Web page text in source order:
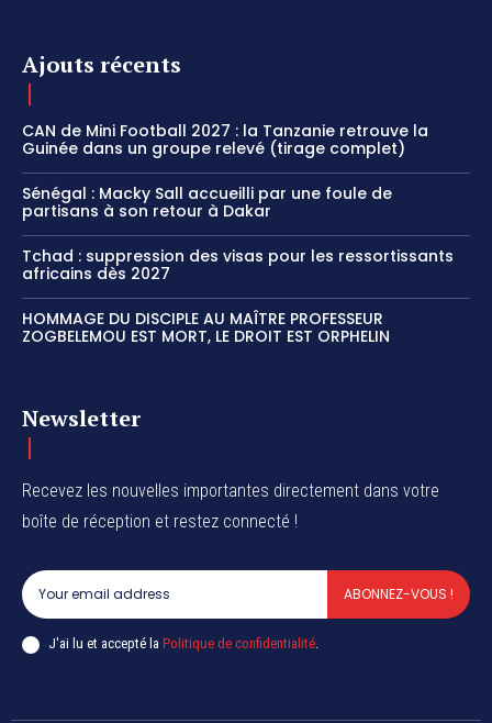
Ajouts récents
CAN de Mini Football 2027 : la Tanzanie retrouve la
Guinée dans un groupe relevé (tirage complet)
Sénégal : Macky Sall accueilli par une foule de
partisans à son retour à Dakar
Tchad : suppression des visas pour les ressortissants
africains dès 2027
HOMMAGE DU DISCIPLE AU MAÎTRE PROFESSEUR
ZOGBELEMOU EST MORT, LE DROIT EST ORPHELIN
Newsletter
Recevez les nouvelles importantes directement dans votre
boîte de réception et restez connecté !
ABONNEZ-VOUS !
J'ai lu et accepté la Politique de confidentialité.